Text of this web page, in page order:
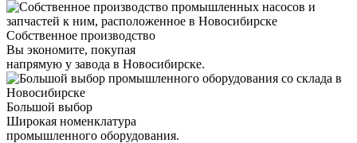
Собственное производство
Вы экономите, покупая
напрямую у завода в Новосибирске.
Большой выбор
Широкая номенклатура
промышленного оборудования.